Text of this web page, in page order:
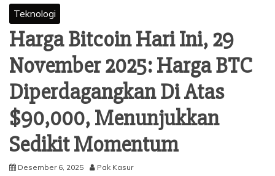
Teknologi
Harga Bitcoin Hari Ini, 29
November 2025: Harga BTC
Diperdagangkan Di Atas
$90,000, Menunjukkan
Sedikit Momentum
Desember 6, 2025 Pak Kasur